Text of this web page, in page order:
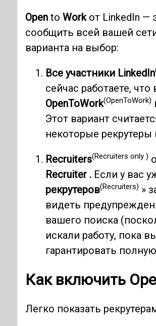
Opento Workот LinkedIn —
сообщить всей вашей
варианта на выбор:
Все участники LinkedIn
сейчас работаете,
OpenToWork(OpenToWork)
Этот вариант
некоторые
Recruiters(Recruiters only )
Recruiter . Если у вас
рекрутеров(Recruiters) »
видеть
вашего поиска
искали работу, пока
гарантировать
Как включить
Легко показать